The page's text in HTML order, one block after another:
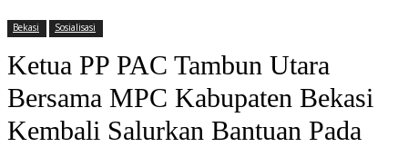
Bekasi Sosialisasi
Ketua PP PAC Tambun Utara
Bersama MPC Kabupaten Bekasi
Kembali Salurkan Bantuan Pada